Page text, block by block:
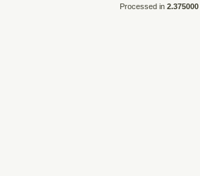
Processed in 2.375000